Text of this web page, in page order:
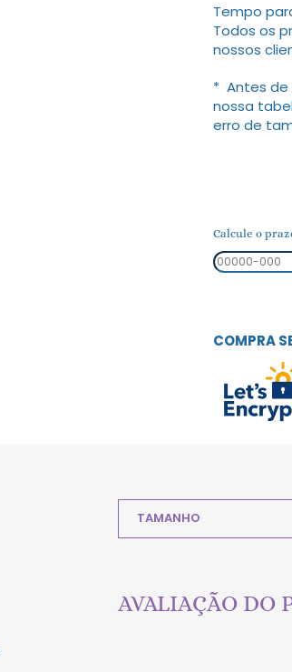
Tempo
Todos os
nossos
* Antes de
nossa
erro de
Calcule o
COMPRA
TAMANHO
AVALIAÇÃO DO